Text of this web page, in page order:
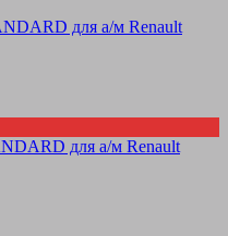
для а/м Renault